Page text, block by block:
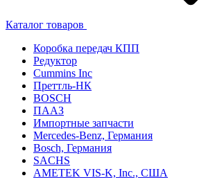
Каталог товаров
Коробка передач КПП
Редуктор
Cummins Inc
Преттль-НК
BOSCH
ПААЗ
Импортные запчасти
Mercedes-Benz, Германия
Bosch, Германия
SACHS
AMETEK VIS-K, Inc., США